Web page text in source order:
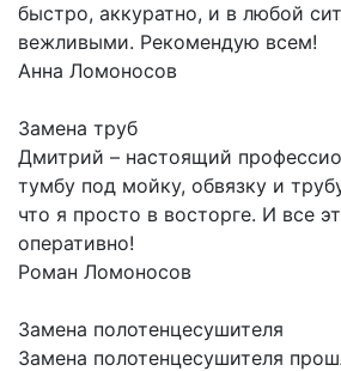
быстро, аккуратно, и в любой
вежливыми. Рекомендую всем!
Анна Ломоносов
Замена труб
Дмитрий – настоящий
тумбу под мойку, обвязку и
что я просто в восторге. И все
оперативно!
Роман Ломоносов
Замена полотенцесушителя
Замена полотенцесушителя